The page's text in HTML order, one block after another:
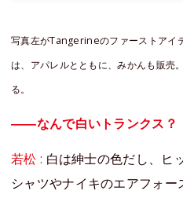
写真左がTangerineのファーストアイ
は、アパレルとともに、みかんも販売
る。
――なんで白いトランクス？
若松 : 白は紳士の色だし、ヒ
シャツやナイキのエアフォ